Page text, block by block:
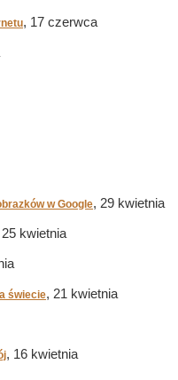
, 17 czerwca
w Google, 29 kwietnia
25 kwietnia
świecie, 21 kwietnia
, 16 kwietnia